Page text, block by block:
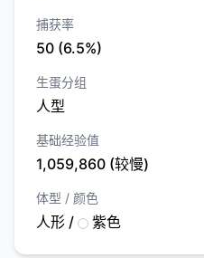
捕获率
50 (6.5%)
生蛋分组
人型
基础经验值
1,059,860 (较慢)
体型 / 颜色
人形 / 紫色